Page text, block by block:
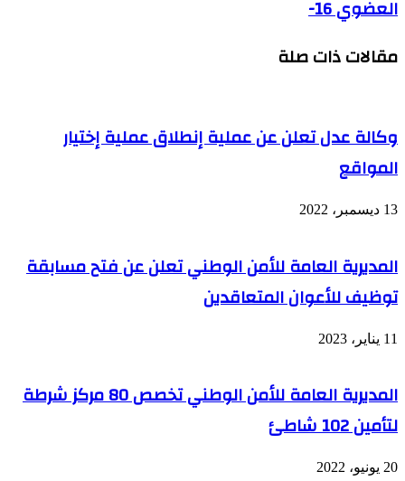
الدفاع
الشؤون
التعديلات
المعدل
للقانون
العضوي
16-
العضوي 16-
مقالات ذات صلة
وكالة عدل تعلن عن عملية إنطلاق عملية إختيار
المواقع
13 ديسمبر، 2022
المديرية العامة للأمن الوطني تعلن عن فتح مسابقة
توظيف للأعوان المتعاقدين
11 يناير، 2023
المديرية العامة للأمن الوطني تخصص 80 مركز شرطة
لتأمين 102 شاطئ
20 يونيو، 2022